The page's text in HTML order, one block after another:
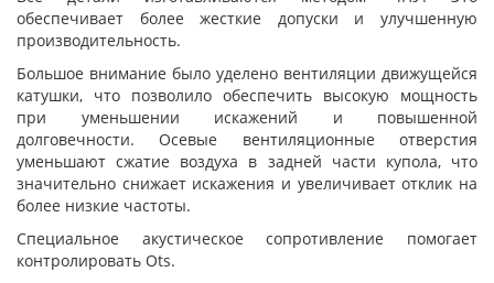
обеспечивает более жесткие допуски и улучшенную
производительность.
Большое внимание было уделено вентиляции движущейся
катушки, что позволило обеспечить высокую мощность
при уменьшении искажений и повышенной
долговечности. Осевые вентиляционные отверстия
уменьшают сжатие воздуха в задней части купола, что
значительно снижает искажения и увеличивает отклик на
более низкие частоты.
Специальное акустическое сопротивление помогает
контролировать Ots.